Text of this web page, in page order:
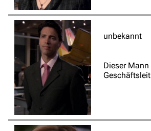
Hilfe
Autorenportal
Themengruppen
Letzte Änderungen
FAQ
Wiki-Diskussion
Anfragen
unbekannt
Dieser